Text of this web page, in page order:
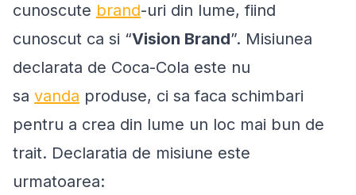
cunoscute brand-uri din lume, fiind
cunoscut ca si “Vision Brand”. Misiunea
declarata de Coca-Cola este nu
sa vanda produse, ci sa faca schimbari
pentru a crea din lume un loc mai bun de
trait. Declaratia de misiune este
urmatoarea: